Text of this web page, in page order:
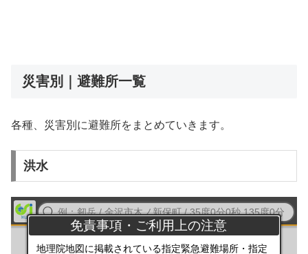
災害別｜避難所一覧
各種、災害別に避難所をまとめていきます。
洪水